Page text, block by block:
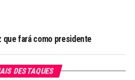
que fará como presidente
DESTAQUES